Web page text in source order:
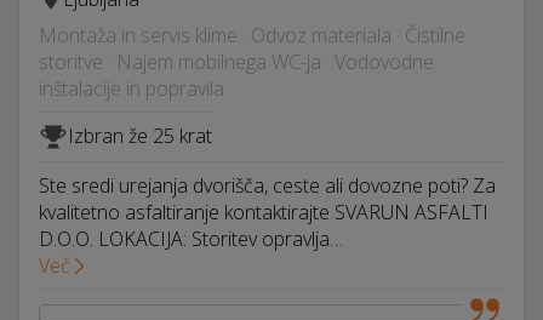
Montaža in servis klime · Odvoz materiala · Čistilne
storitve · Najem mobilnega WC-ja · Vodovodne
inštalacije in popravila
Izbran že 25 krat
Ste sredi urejanja dvorišča, ceste ali dovozne poti? Za
kvalitetno asfaltiranje kontaktirajte SVARUN ASFALTI
D.O.O. LOKACIJA: Storitev opravlja…
Več